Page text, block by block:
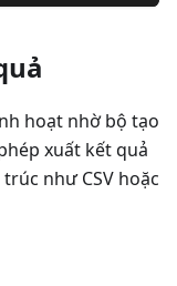
hoạt nhờ bộ tạo
xuất kết quả
như CSV hoặc